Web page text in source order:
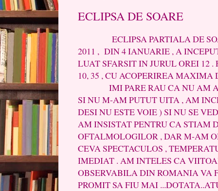
ECLIPSA DE SOARE
ECLIPSA PARTIALA DE
2011 , DIN 4 IANUARIE , A
LUAT SFARSIT IN JURUL OREI 12
10, 35 , CU ACOPERIREA MAXIMA
IMI PARE RAU CA NU AM
SI NU M-AM PUTUT UITA , AM
DESI NU ESTE VOIE ) SI NU SE
AM INSISTAT PENTRU CA STIAM
OFTALMOLOGILOR , DAR M-AM
CEVA SPECTACULOS ,
IMEDIAT . AM INTELES CA
OBSERVABILA DIN ROMANIA VA
PROMIT SA FIU MAI